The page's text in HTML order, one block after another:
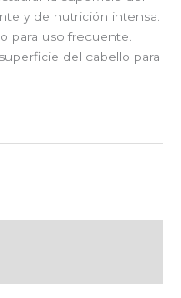
y de nutrición intensa.
para uso frecuente.
del cabello para